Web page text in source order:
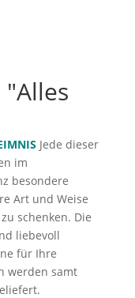
Jede dieser
im
besondere
Art und Weise
schenken. Die
liebevoll
für Ihre
werden samt